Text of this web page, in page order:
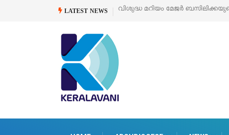
LATEST NEWS ‘പെറ്റൽസ്’ ലൈഫ് സ്റ്റൈൽ